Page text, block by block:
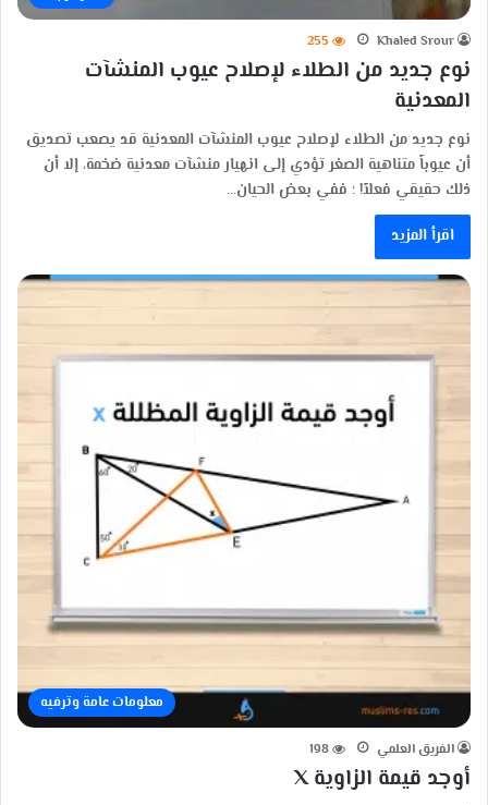
Khaled Srour
255
نوع جديد من الطلاء لإصلاح عيوب المنشآت
المعدنية
نوع جديد من الطلاء لإصلاح عيوب المنشآت المعدنية قد يصعب تصديق
أن عيوباً متناهية الصغر تؤدي إلى انهيار منشآت معدنية ضخمة، إلا أن
ذلك حقيقي فعلاً! ؛ ففي بعض الحيان…
اقرأ المزيد
معلومات عامة وترفيه
الفريق العلمي 198
أوجد قيمة الزاوية X